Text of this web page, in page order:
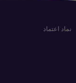
نماد اعتماد